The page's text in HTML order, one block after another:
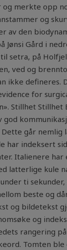
og merkte opp
og
av den
Jønsi Gård i
setra, på
ved og
ikke defineres.
for
Stillhet Stillhet
god
går nemlig
har indeksert
Italienere har
latterlige kule
ti
beste og
og bildetekst
og
rangering på
Tomten